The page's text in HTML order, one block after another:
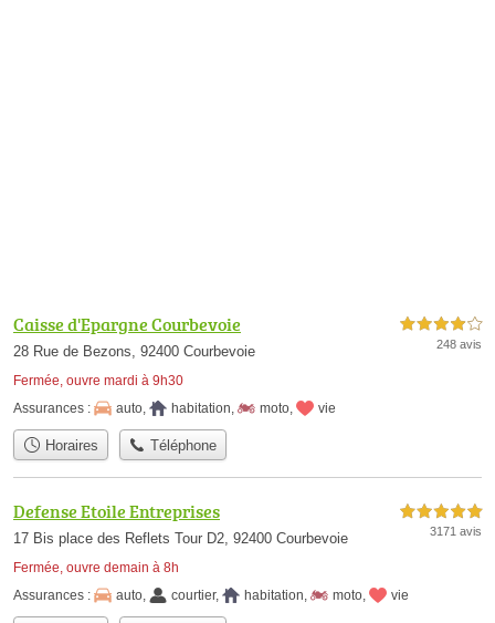
Caisse d'Epargne Courbevoie
28 Rue de Bezons, 92400 Courbevoie
Fermée, ouvre mardi à 9h30
4,0 étoiles sur 5
248 avis
Assurances : auto habitation moto vie
Horaires Téléphone
Defense Etoile Entreprises
17 Bis place des Reflets Tour D2, 92400 Courbevoie
Fermée, ouvre demain à 8h
5,0 étoiles sur 5
3171 avis
Assurances : auto, courtier, habitation, moto, vie